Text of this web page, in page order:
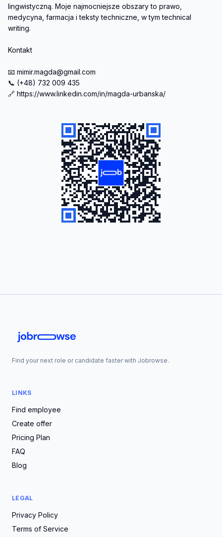
lingwistyczną. Moje najmocniejsze obszary to prawo,
medycyna, farmacja i teksty techniczne, w tym technical
writing.
Kontakt
📧 mimir.magda@gmail.com
📞 (+48) 732 009 435
🔗 https://www.linkedin.com/in/magda-urbanska/
Find your next role or candidate faster with Jobrowse.
LINKS
Find employee
Create offer
Pricing Plan
FAQ
Blog
LEGAL
Privacy Policy
Terms of Service